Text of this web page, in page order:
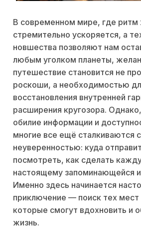
В современном мире, где ритм
стремительно ускоряется, а
новшества позволяют нам
любым уголком планеты,
путешествие становится не
роскоши, а необходимостью
восстановления внутренней
расширения кругозора.
обилие информации и
многие все ещё сталкиваются
неуверенностью: куда
посмотреть, как сделать
настоящему запоминающейся
Именно здесь начинается
приключение — поиск тех мест
которые смогут вдохновить и
жизнь.